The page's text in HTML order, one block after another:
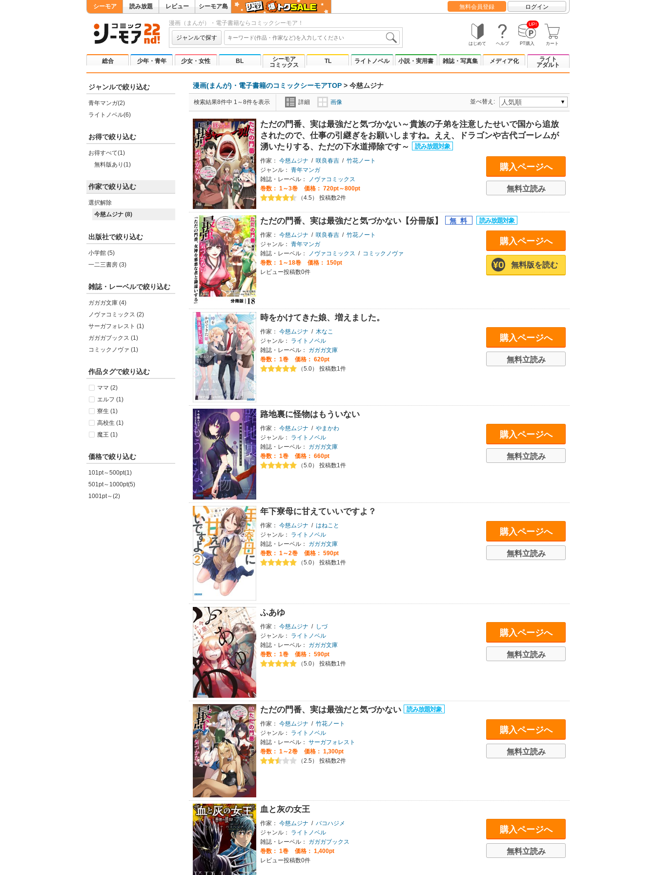
シーモア 読み放題 レビュー シーモア島 無料会員登録 ログイン
漫画（まんが）・電子書籍ならコミックシーモア！
ジャンルで探す
はじめて ヘルプ
UP!
PT購入 カート
総合 少年・青年 少女・女性 BL
シーモア
コミックス
TL ライトノベル 小説・実用書 雑誌・写真集 メディア化
ライト
アダルト
ジャンルで絞り込む
青年マンガ(2)
ライトノベル(6)
お得で絞り込む
お得すべて(1)
無料版あり(1)
作家で絞り込む
選択解除
今慈ムジナ (8)
出版社で絞り込む
小学館 (5)
一二三書房 (3)
雑誌・レーベルで絞り込む
ガガガ文庫 (4)
ノヴァコミックス (2)
サーガフォレスト (1)
ガガガブックス (1)
コミックノヴァ (1)
作品タグで絞り込む
ママ (2)
エルフ (1)
寮生 (1)
高校生 (1)
魔王 (1)
価格で絞り込む
101pt～500pt(1)
501pt～1000pt(5)
1001pt～(2)
漫画(まんが)・電子書籍のコミックシーモアTOP > 今慈ムジナ
検索結果8件中 1～8件を表示 詳細 画像 並べ替え:
ただの門番、実は最強だと気づかない～貴族の子弟を注意したせいで国から追放
されたので、仕事の引継ぎをお願いしますね。ええ、ドラゴンや古代ゴーレムが
湧いたりする、ただの下水道掃除です～
作家： 今慈ムジナ / 咲良春吉 / 竹花ノート
ジャンル： 青年マンガ
雑誌・レーベル：
ノヴァコミックス
巻数： 1～3巻
価格： 720pt～800pt
（4.5） 投稿数2件
購入ページへ
無料立読み
ただの門番、実は最強だと気づかない【分冊版】
作家： 今慈ムジナ / 咲良春吉 / 竹花ノート
ジャンル： 青年マンガ
雑誌・レーベル：
ノヴァコミックス / コミックノヴァ
巻数： 1～18巻
価格： 150pt
レビュー投稿数0件
購入ページへ
無料版を読む
時をかけてきた娘、増えました。
作家： 今慈ムジナ / 木なこ
ジャンル：
ライトノベル
雑誌・レーベル：
ガガガ文庫
巻数： 1巻
価格： 620pt
（5.0） 投稿数1件
購入ページへ
無料立読み
路地裏に怪物はもういない
作家： 今慈ムジナ / やまかわ
ジャンル：
ライトノベル
雑誌・レーベル：
ガガガ文庫
巻数： 1巻
価格： 660pt
（5.0） 投稿数1件
購入ページへ
無料立読み
年下寮母に甘えていいですよ？
作家： 今慈ムジナ / はねこと
ジャンル：
ライトノベル
雑誌・レーベル：
ガガガ文庫
巻数： 1～2巻
価格： 590pt
（5.0） 投稿数1件
購入ページへ
無料立読み
ふあゆ
作家： 今慈ムジナ /
しづ
ジャンル：
ライトノベル
雑誌・レーベル：
ガガガ文庫
巻数： 1巻
価格： 590pt
（5.0） 投稿数1件
購入ページへ
無料立読み
ただの門番、実は最強だと気づかない
作家： 今慈ムジナ / 竹花ノート
ジャンル：
ライトノベル
雑誌・レーベル： サーガフォレスト
巻数： 1～2巻
価格： 1,300pt
（2.5） 投稿数2件
購入ページへ
無料立読み
血と灰の女王
作家： 今慈ムジナ / バコハジメ
ジャンル：
ライトノベル
雑誌・レーベル：
ガガガブックス
巻数： 1巻
価格： 1,400pt
レビュー投稿数0件
購入ページへ
無料立読み